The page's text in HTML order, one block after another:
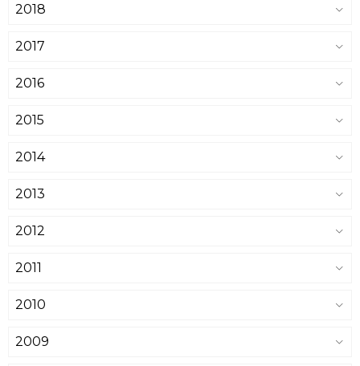
2018
2017
2016
2015
2014
2013
2012
2011
2010
2009